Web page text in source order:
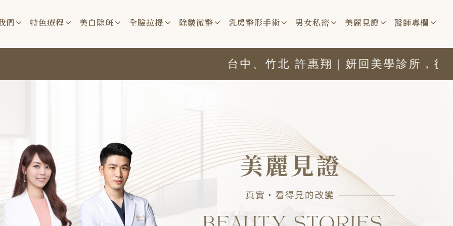
們 特色療程 美白除斑 全臉拉提 除皺微整 乳房整形手術 男女私密 美麗見證 醫師專欄
台中、竹北 許惠翔｜妍回美學診所，從細節